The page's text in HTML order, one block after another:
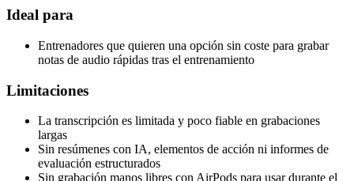
Ideal para
Entrenadores que quieren una opción sin coste para grabar
notas de audio rápidas tras el entrenamiento
Limitaciones
La transcripción es limitada y poco fiable en grabaciones
largas
Sin resúmenes con IA, elementos de acción ni informes de
evaluación estructurados
Sin grabación manos libres con AirPods para usar durante el